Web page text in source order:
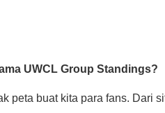
UWCL Group Standings?
peta buat kita para fans. Dari